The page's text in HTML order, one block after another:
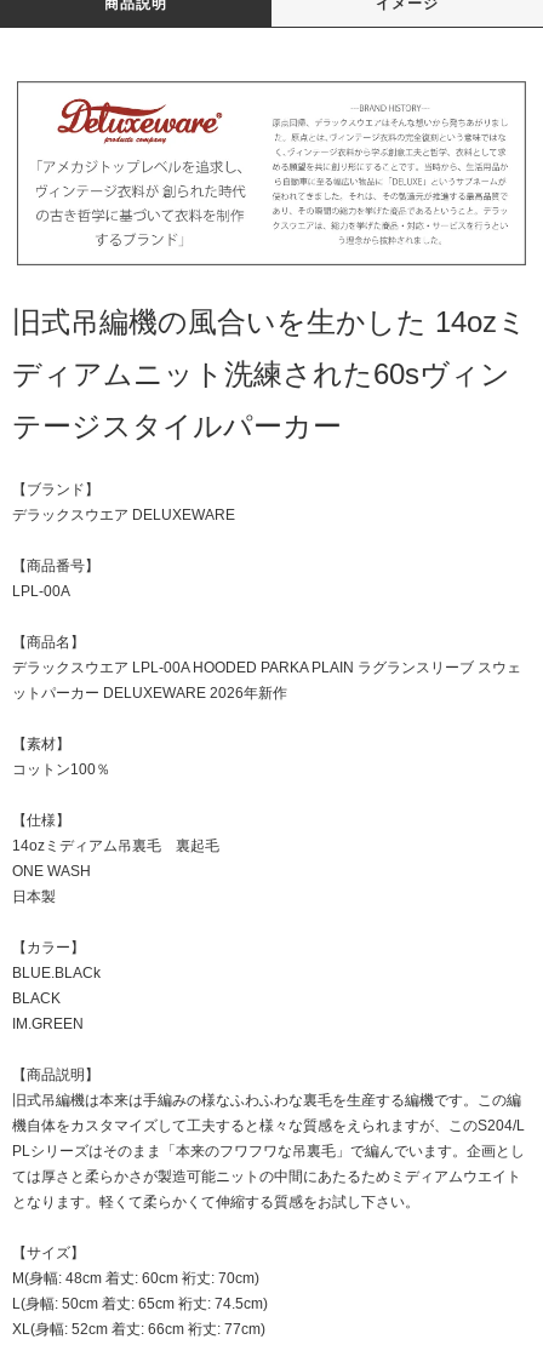
旧式吊編機の風合いを生かした 14ozミ
ディアムニット洗練された60sヴィン
テージスタイルパーカー
【ブランド】
デラックスウエア DELUXEWARE
【商品番号】
LPL-00A
【商品名】
デラックスウエア LPL-00A HOODED PARKA PLAIN ラグランスリーブ スウェ
ットパーカー DELUXEWARE 2026年新作
【素材】
コットン100％
【仕様】
14ozミディアム吊裏毛 裏起毛
ONE WASH
日本製
【カラー】
BLUE.BLACk
BLACK
IM.GREEN
【商品説明】
旧式吊編機は本来は手編みの様なふわふわな裏毛を生産する編機です。この編
機自体をカスタマイズして工夫すると様々な質感をえられますが、このS204/L
PLシリーズはそのまま「本来のフワフワな吊裏毛」で編んでいます。企画とし
ては厚さと柔らかさが製造可能ニットの中間にあたるためミディアムウエイト
となります。軽くて柔らかくて伸縮する質感をお試し下さい。
【サイズ】
M(身幅: 48cm 着丈: 60cm 裄丈: 70cm)
L(身幅: 50cm 着丈: 65cm 裄丈: 74.5cm)
XL(身幅: 52cm 着丈: 66cm 裄丈: 77cm)